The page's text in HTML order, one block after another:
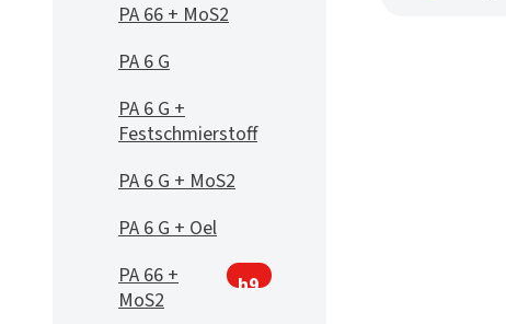
PA 66 + MoS2
PA 6 G
PA 6 G +
Festschmierstoff
PA 6 G + MoS2
PA 6 G + Oel
PA 66 +
MoS2
h9